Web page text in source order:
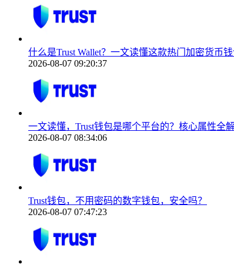
什么是Trust Wallet？一文读懂这款热门加密货币
2026-08-07 09:20:37
一文读懂，Trust钱包是哪个平台的？核心属性全
2026-08-07 08:34:06
Trust钱包，不用密码的数字钱包，安全吗？
2026-08-07 07:47:23